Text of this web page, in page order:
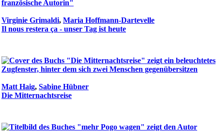
Virginie Grimaldi, Maria Hoffmann-Dartevelle
Il nous restera ça - unser Tag ist heute
Matt Haig, Sabine Hübner
Die Mitternachtsreise